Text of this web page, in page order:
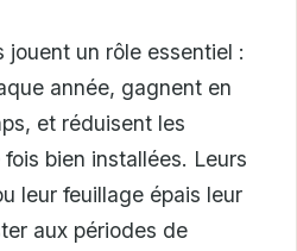
jouent un rôle essentiel :
année, gagnent en
et réduisent les
bien installées. Leurs
leur feuillage épais leur
aux périodes de